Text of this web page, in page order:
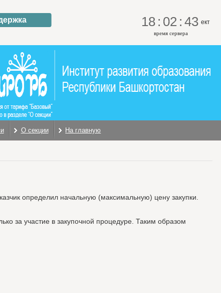
18 : 02 : 44 ект
время сервера
О секции На главную
определил начальную (максимальную) цену закупки.
за участие в закупочной процедуре. Таким образом